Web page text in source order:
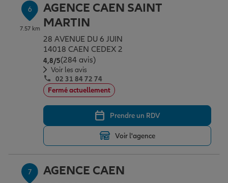
6
7.57 km
AGENCE CAEN SAINT
MARTIN
28 AVENUE DU 6 JUIN
14018 CAEN CEDEX 2
4,8/5Note de 4.8 sur 5
(284 avis)
Voir les avis
02 31 84 72 74
Fermé actuellement
Prendre un RDV
Voir l'agence
7 AGENCE CAEN